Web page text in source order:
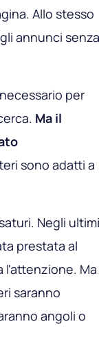
Allo stesso
annunci senza
per
Ma il
sono adatti a
Negli ultimi
prestata al
l'attenzione. Ma
saranno
angoli o